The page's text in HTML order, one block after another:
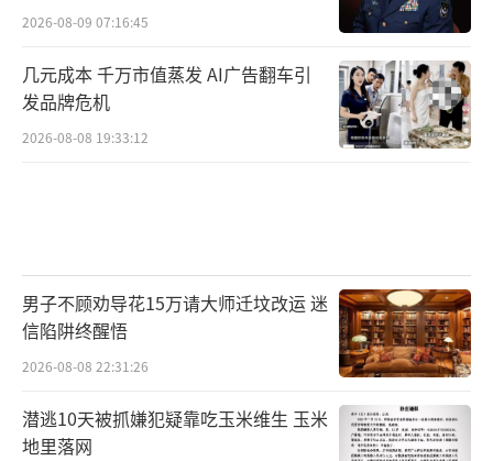
2026-08-09 07:16:45
几元成本 千万市值蒸发 AI广告翻车引
发品牌危机
2026-08-08 19:33:12
男子不顾劝导花15万请大师迁坟改运 迷
信陷阱终醒悟
2026-08-08 22:31:26
潜逃10天被抓嫌犯疑靠吃玉米维生 玉米
地里落网